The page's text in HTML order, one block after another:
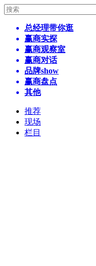
总经理带你逛
赢商实探
赢商观察室
赢商对话
品牌show
赢商盘点
其他
推荐
现场
栏目